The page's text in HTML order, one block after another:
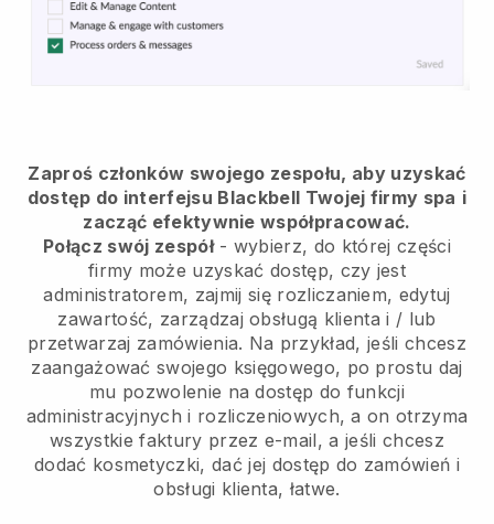
Zaproś członków swojego zespołu, aby uzyskać
dostęp do interfejsu Blackbell Twojej firmy spa i
zacząć efektywnie współpracować.
Połącz swój zespół- wybierz, do której części
firmy może uzyskać dostęp, czy jest
administratorem, zajmij się rozliczaniem, edytuj
zawartość, zarządzaj obsługą klienta i / lub
przetwarzaj zamówienia. Na przykład, jeśli chcesz
zaangażować swojego księgowego, po prostu daj
mu pozwolenie na dostęp do funkcji
administracyjnych i rozliczeniowych, a on otrzyma
wszystkie faktury przez e-mail, a jeśli chcesz
dodać kosmetyczki, dać jej dostęp do zamówień i
obsługi klienta, łatwe.